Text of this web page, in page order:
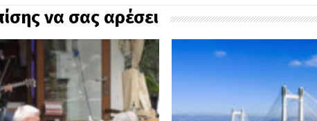
να σας αρέσει